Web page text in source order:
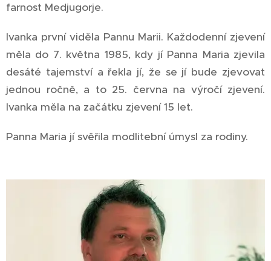
farnost Medjugorje.
Ivanka první viděla Pannu Marii. Každodenní zjevení
měla do 7. května 1985, kdy jí Panna Maria zjevila
desáté tajemství a řekla jí, že se jí bude zjevovat
jednou ročně, a to 25. června na výročí zjevení.
Ivanka měla na začátku zjevení 15 let.
Panna Maria jí svěřila modlitební úmysl za rodiny.